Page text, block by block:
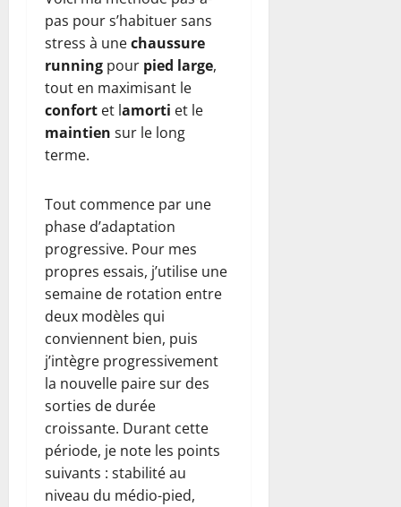
pas pour s’habituer sans
stress à unechaussure
running pour pied large,
tout en maximisant le
confort et lamorti et le
maintien sur le long
terme.
Tout commence par une
phase d’adaptation
progressive. Pour mes
propres essais, j’utilise une
semaine de rotation entre
deux modèles qui
conviennent bien, puis
j’intègre progressivement
la nouvelle paire sur des
sorties de durée
croissante. Durant cette
période, je note les points
suivants : stabilité au
niveau du médio-pied,